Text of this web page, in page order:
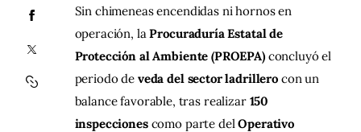
Contacto
Sin chimeneas encendidas ni hornos en
operación, la Procuraduría Estatal de
Protección al Ambiente (PROEPA) concluyó el
periodo de veda del sector ladrillero con un
balance favorable, tras realizar 150
inspecciones como parte del Operativo